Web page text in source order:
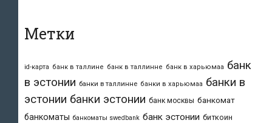
Метки
id-карта банк в таллине банк в таллинне банк в харьюмаа банк
в эстонии банки в таллинне банки в харьюмаа банки в
эстонии банки эстонии банк москвы банкомат
банкоматы банкоматы swedbank банк эстонии биткоин